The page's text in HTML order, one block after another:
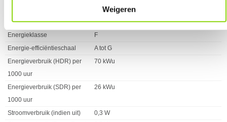
Weigeren
(HDR)
Energieklasse
F
Energie-efficiëntieschaal
A tot G
Energieverbruik (HDR) per
1000 uur
70 kWu
Energieverbruik (SDR) per
1000 uur
26 kWu
Stroomverbruik (indien uit)
0,3 W